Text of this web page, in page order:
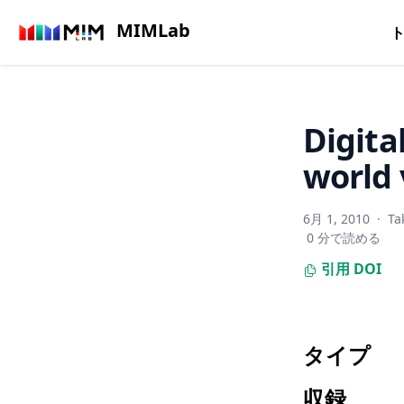
MIMLab
world
6月 1, 2010 ·
0 分で読める
引用 DOI
タイプ